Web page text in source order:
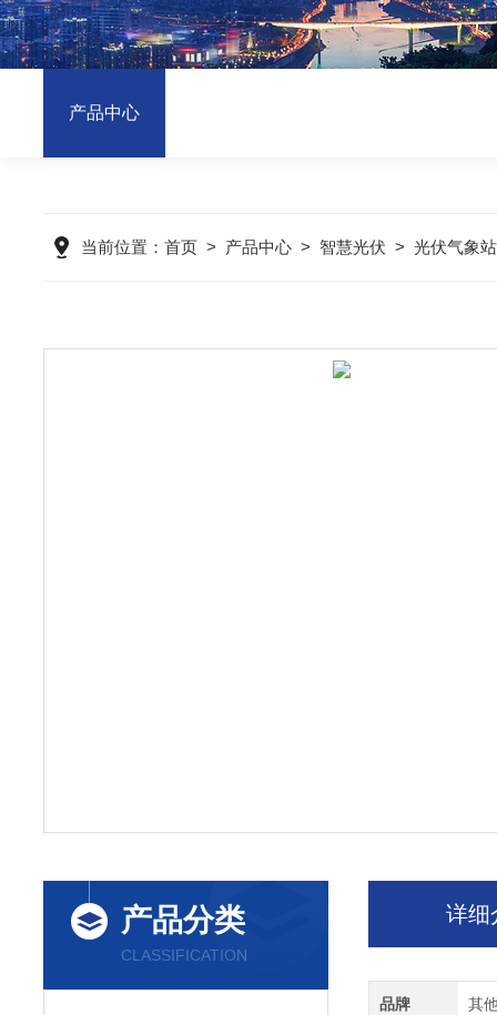
产品中心
当前位置： 首页 > 产品中心 > 智慧光伏 > 光伏气象站
产品分类
CLASSIFICATION
详细
品牌 其